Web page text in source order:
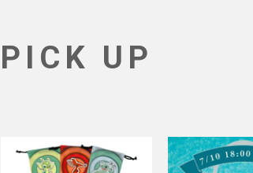
PICK UP